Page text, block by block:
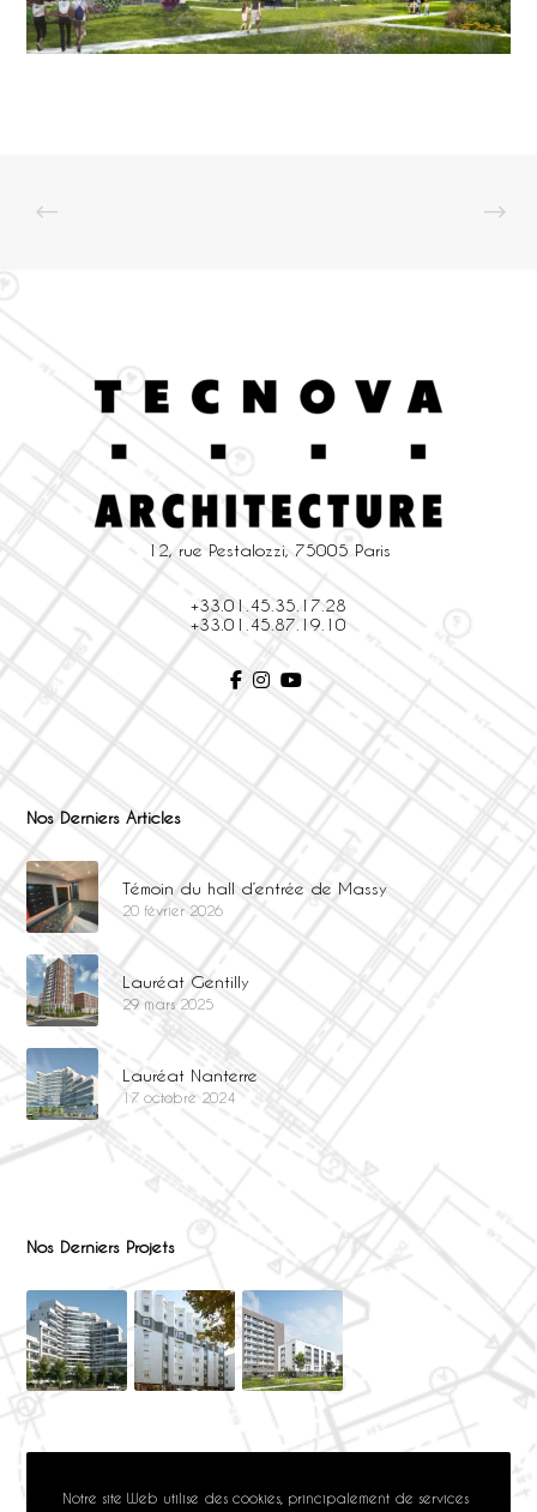
12, rue Pestalozzi, 75005 Paris
+33.01.45.35.17.28
+33.01.45.87.19.10
Nos Derniers Articles
Témoin du hall d’entrée de Massy
20 février 2026
Lauréat Gentilly
29 mars 2025
Lauréat Nanterre
17 octobre 2024
Nos Derniers Projets
Notre site Web utilise des cookies, principalement de services